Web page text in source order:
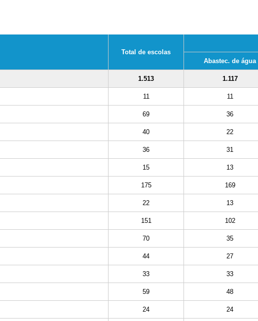
Total de escolas
Abastec. de água
1.513 1.117
11 11
69 36
40 22
36 31
15 13
175 169
22 13
151 102
70 35
44 27
33 33
59 48
24 24